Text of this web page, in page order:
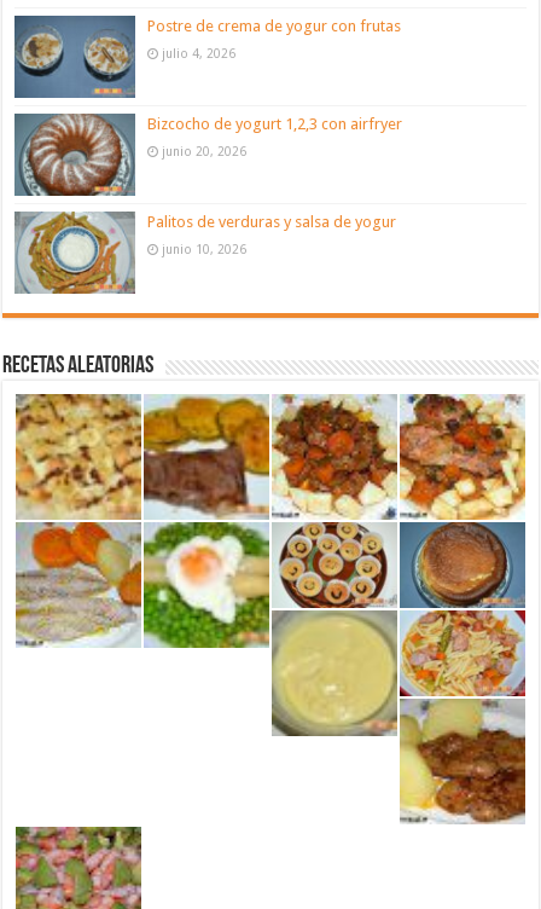
Postre de crema de yogur con frutas
julio 4, 2026
Bizcocho de yogurt 1,2,3 con airfryer
junio 20, 2026
Palitos de verduras y salsa de yogur
junio 10, 2026
Recetas aleatorias